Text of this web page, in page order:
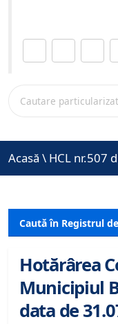
Acasă \ HCL nr.507
Caută în Registrul
Hotărârea
Municipiul
data de